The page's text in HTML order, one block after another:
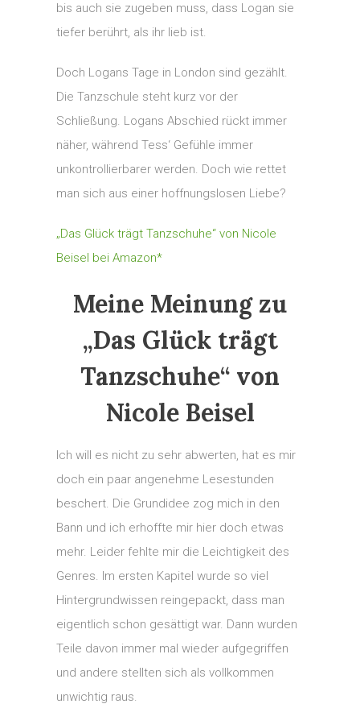
bis auch sie zugeben muss, dass Logan sie
tiefer berührt, als ihr lieb ist.
Doch Logans Tage in London sind gezählt.
Die Tanzschule steht kurz vor der
Schließung. Logans Abschied rückt immer
näher, während Tess‘ Gefühle immer
unkontrollierbarer werden. Doch wie rettet
man sich aus einer hoffnungslosen Liebe?
„Das Glück trägt Tanzschuhe“ von Nicole
Beisel bei Amazon*
Meine Meinung zu
„Das Glück trägt
Tanzschuhe“ von
Nicole Beisel
Ich will es nicht zu sehr abwerten, hat es mir
doch ein paar angenehme Lesestunden
beschert. Die Grundidee zog mich in den
Bann und ich erhoffte mir hier doch etwas
mehr. Leider fehlte mir die Leichtigkeit des
Genres. Im ersten Kapitel wurde so viel
Hintergrundwissen reingepackt, dass man
eigentlich schon gesättigt war. Dann wurden
Teile davon immer mal wieder aufgegriffen
und andere stellten sich als vollkommen
unwichtig raus.